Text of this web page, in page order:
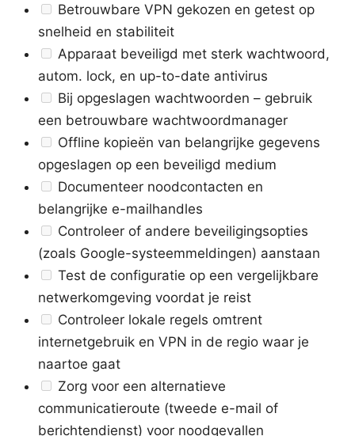
Betrouwbare VPN gekozen en getest op
snelheid en stabiliteit
Apparaat beveiligd met sterk wachtwoord,
autom. lock, en up-to-date antivirus
Bij opgeslagen wachtwoorden – gebruik
een betrouwbare wachtwoordmanager
Offline kopieën van belangrijke gegevens
opgeslagen op een beveiligd medium
Documenteer noodcontacten en
belangrijke e-mailhandles
Controleer of andere beveiligingsopties
(zoals Google-systeemmeldingen) aanstaan
Test de configuratie op een vergelijkbare
netwerkomgeving voordat je reist
Controleer lokale regels omtrent
internetgebruik en VPN in de regio waar je
naartoe gaat
Zorg voor een alternatieve
communicatieroute (tweede e-mail of
berichtendienst) voor noodgevallen